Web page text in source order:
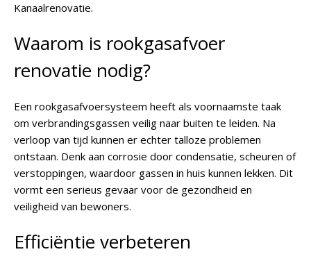
Kanaalrenovatie.
Waarom is rookgasafvoer
renovatie nodig?
Een rookgasafvoersysteem heeft als voornaamste taak
om verbrandingsgassen veilig naar buiten te leiden. Na
verloop van tijd kunnen er echter talloze problemen
ontstaan. Denk aan corrosie door condensatie, scheuren of
verstoppingen, waardoor gassen in huis kunnen lekken. Dit
vormt een serieus gevaar voor de gezondheid en
veiligheid van bewoners.
Efficiëntie verbeteren